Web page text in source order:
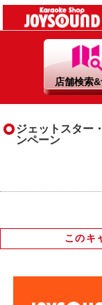
店舗検索
ジェットスター
ンペーン
このキ